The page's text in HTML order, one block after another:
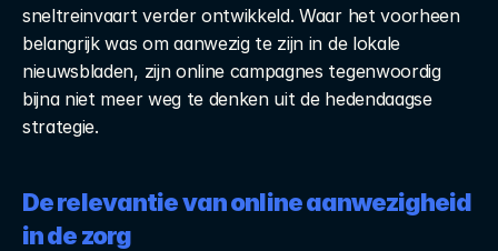
sneltreinvaart verder ontwikkeld. Waar het voorheen
belangrijk was om aanwezig te zijn in de lokale
nieuwsbladen, zijn online campagnes tegenwoordig
bijna niet meer weg te denken uit de hedendaagse
strategie.
De relevantie van online aanwezigheid
in de zorg